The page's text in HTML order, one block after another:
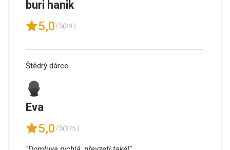
buri hanik
5,0/5(28 )
Štědrý dárce
Eva
5,0/5(375 )